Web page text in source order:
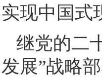
实现中国式
继党的二
发展”战略